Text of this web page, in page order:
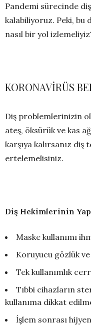
Pandemi sürecinde
kalabiliyoruz. Peki, bu
nasıl bir yol
KORONAVİRÜS
Diş problemlerinizin
ateş, öksürük ve kas
karşıya kalırsanız
ertelemelisiniz.
Diş Hekimlerinin
Maske kullanımı
Koruyucu gözlük ve
Tek kullanımlık
Tıbbi cihazların
kullanıma dikkat
İşlem sonrası